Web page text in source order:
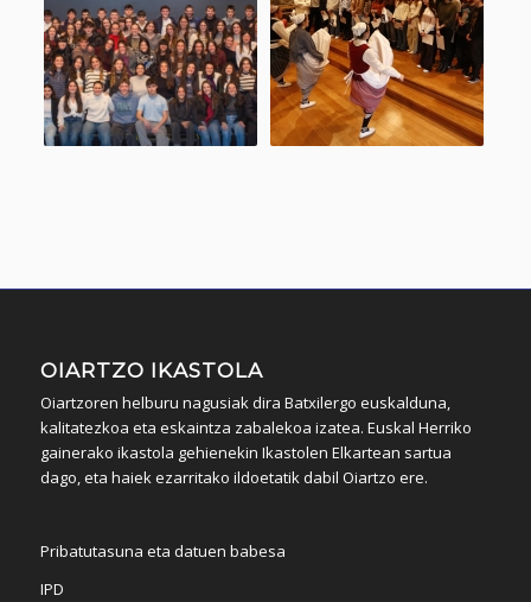
OIARTZO IKASTOLA
Oiartzoren helburu nagusiak dira Batxilergo euskalduna,
kalitatezkoa eta eskaintza zabalekoa izatea. Euskal Herriko
gainerako ikastola gehienekin Ikastolen Elkartean sartua
dago, eta haiek ezarritako ildoetatik dabil Oiartzo ere.
Pribatutasuna eta datuen babesa
IPD